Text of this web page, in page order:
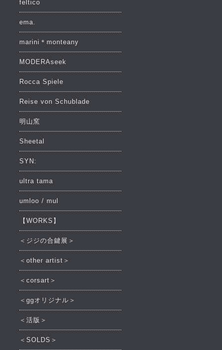
feltico
ema.
marini＊monteany
MODERAseek
Rocca Spiele
Reise von Schublade
明山窯
Sheetal
SYN:
ultra tama
umloo / mul
【WORKS】
＜ジジの合鍵展＞
＜other artist＞
＜corsart＞
＜ggオリジナル＞
＜活版＞
＜SOLDS＞